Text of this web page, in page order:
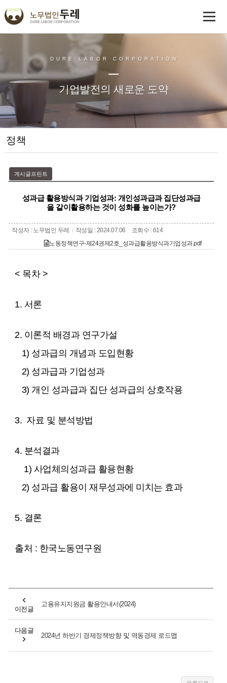
DURE LABOR CORPORATION
기업발전의 새로운 도약
정책
게시글프린트
성과급 활용방식과 기업성과: 개인성과급과 집단성과급
을 같이활용하는 것이 성화를 높이는가?
작성자 : 노무법인 두레 작성일 : 2024.07.06
조회수 : 614
노동정책연구-제24권제2호_성과급활용방식과기업성과.pdf
< 목차 >
1. 서론
2. 이론적 배경과 연구가설
1) 성과급의 개념과 도입현황
2) 성과급과 기업성과
3) 개인 성과급과 집단 성과급의 상호작용
3. 자료 및 분석방법
4. 분석결과
1) 사업체의성과급 활용현황
2) 성과급 활용이 재무성과에 미치는 효과
5. 결론
출처 : 한국노동연구원
이전글
고용유지지원금 활용안내서(2024)
다음글
2024년 하반기 경제정책방향 및 역동경제 로드맵